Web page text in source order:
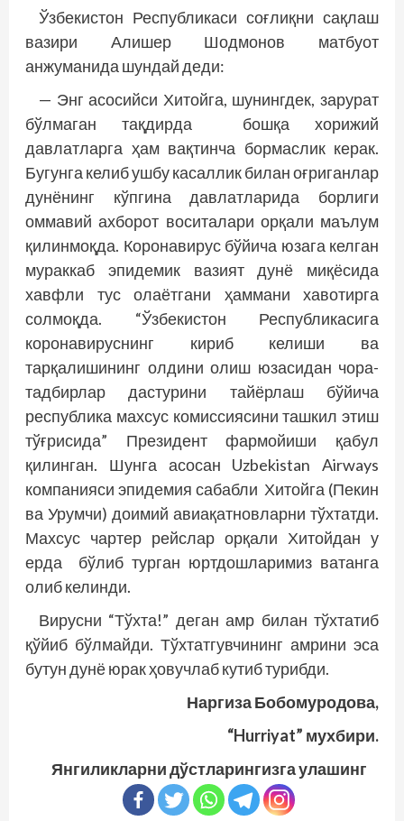
Ўзбекистон Республикаси соғлиқни сақлаш
вазири Алишер Шодмонов матбуот
анжуманида шундай деди:
— Энг асосийси Хитойга, шунингдек, зарурат
бўлмаган тақдирда бошқа хорижий
давлатларга ҳам вақтинча бормаслик керак.
Бугунга келиб ушбу касаллик билан оғриганлар
дунёнинг кўпгина давлатларида борлиги
оммавий ахборот воситалари орқали маълум
қилинмоқда. Коронавирус бўйича юзага келган
мураккаб эпидемик вазият дунё миқёсида
хавфли тус олаётгани ҳаммани хавотирга
солмоқда. “Ўзбекистон Республикасига
коронавируснинг кириб келиши ва
тарқалишининг олдини олиш юзасидан чора-
тадбирлар дастурини тайёрлаш бўйича
республика махсус комиссия­сини ташкил этиш
тўғрисида” Президент фармойиши қабул
қилинган. Шунга асосан Uzbekistan Airways
компанияси эпидемия сабабли Хитойга (Пекин
ва Урумчи) доимий авиақатновларни тўхтатди.
Махсус чартер рейс­лар орқали Хитойдан у
ерда бўлиб турган юртдошларимиз ватанга
олиб келинди.
Вирусни “Тўхта!” деган амр билан тўхтатиб
қўйиб бўлмайди. Тўхтатгувчининг амрини эса
бутун дунё юрак ҳовучлаб кутиб турибди.
Наргиза Бобомуродова,
“Hurriyat” мухбири.
Янгиликларни дўстларингизга улашинг